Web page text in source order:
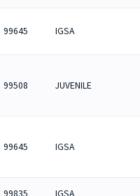
99645 IGSA
99508 JUVENILE
99645 IGSA